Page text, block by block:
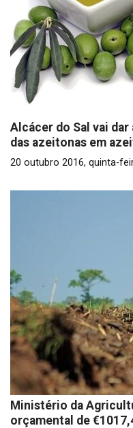
Alcácer do Sal vai
das azeitonas em
20 outubro 2016, quinta-
Ministério da
orçamental de